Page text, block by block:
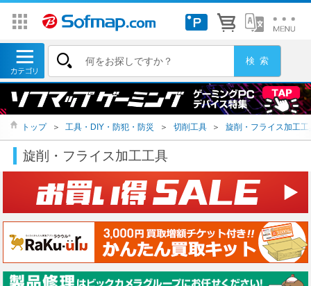
トップ ＞ 工具・DIY・防犯・防災 ＞ 切削工具 ＞ 旋削・フライス加工工
旋削・フライス加工工具